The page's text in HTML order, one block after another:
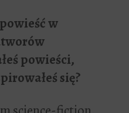
powieśćw
łeśpowieści,
łeśsię?